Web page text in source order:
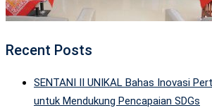
Recent Posts
SENTANI II UNIKAL Bahas Inovasi
untuk Mendukung Pencapaian SDGs